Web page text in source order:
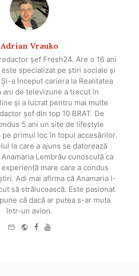
Adrian Vrauko
șef Fresh24. Are o 16 ani
specializat pe știri sociale și
a început cariera la Realitatea
ani de televizune a trecut în
și a lucrat pentru mai multe
șef din top 10 BRAT. De
5 ani un site de lifestyle
primul loc în topul accesărilor.
la care a ajuns se datorează
Lembrău cunoscută ca
mare care a condus
Adi mai afirma că Anamaria l-
să strălucească. Este pasionat
că dacă ar putea s-ar muta
într-un avion.
e-
WebsiteFacebook